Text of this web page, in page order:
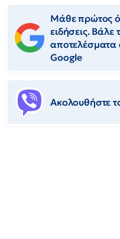
Μάθε πρώτος
ειδήσεις.
αποτελέσματα
Google
Ακολουθήστε